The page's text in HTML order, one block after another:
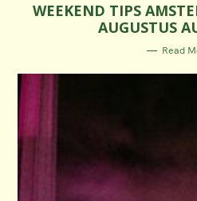
T
E
G
O
R
I
S
WEEKEND TIPS
AUGUSTUS
Read